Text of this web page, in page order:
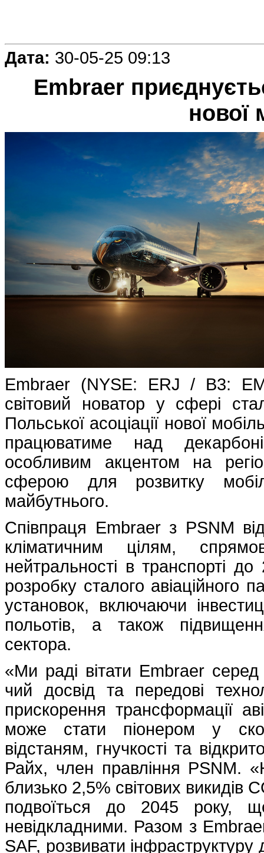
Дата: 30-05-25 09:13
Embraer
нової
Embraer (NYSE: ERJ / B3:
світовий новатор у сфері
Польської асоціації нової
працюватиме над
особливим акцентом на
сферою для розвитку
майбутнього.
Співпраця Embraer з PSNM
кліматичним цілям,
нейтральності в транспорті
розробку сталого авіаційного
установок, включаючи
польотів, а також
сектора.
«Ми раді вітати Embraer
чий досвід та передові
прискорення трансформації
може стати піонером у
відстаням, гнучкості та
Райх, член правління PSNM.
близько 2,5% світових викидів
подвоїться до 2045 року,
невідкладними. Разом з
SAF, розвивати